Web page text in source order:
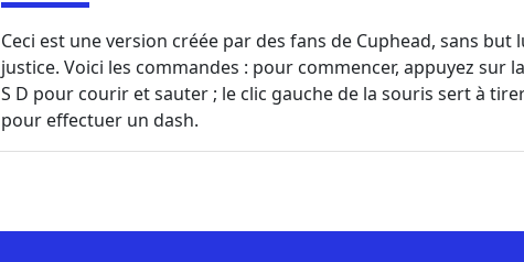
Ceci est une version créée par des fans de Cuphead, sans
justice. Voici les commandes : pour commencer, appuyez sur
S D pour courir et sauter ; le clic gauche de la souris sert à
pour effectuer un dash.